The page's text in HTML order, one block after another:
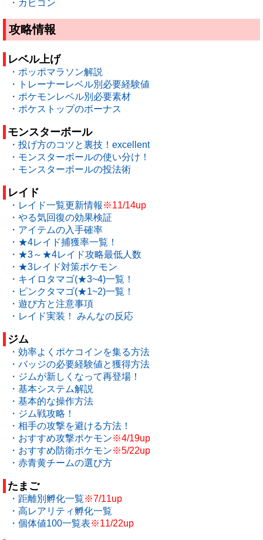
・カビゴン
攻略情報
レベル上げ
・ポッポマラソン解説
・トレーナーレベル別必要経験値
・ポケモンレベル別必要素材
・ポケストップのボーナス
モンスターボール
・投げ方のコツと裏技！excellent
・モンスターボールの使い分け！
・モンスターボールの投法術
レイド
・レイド一覧更新情報 ※11/14up
・やる気回復の効果検証
・アイテムの入手確率
・★4レイド捕獲率一覧！
・★3～★4レイド攻略最低人数
・★3レイド対策ポケモン
・キイロタマゴ(★3~4)一覧！
・ピンクタマゴ(★1~2)一覧！
・遊び方と注意事項
・レイド実装！ みんなの反応
ジム
・効率よくポケコインを集る方法
・バッジの必要経験値と獲得方法
・ジムが新しくなって再登場！
・基本システム解説
・基本的な操作方法
・ジム戦攻略！
・相手の攻撃を避ける方法！
・おすすめ攻撃ポケモン※4/19up
・おすすめ防衛ポケモン※5/22up
・赤青黄チームの選び方
たまご
・距離別孵化一覧※7/11up
・高レアリティ孵化一覧
・個体値100一覧表※11/22up